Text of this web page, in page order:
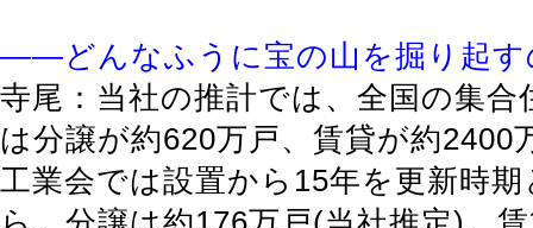
――どんなふうに宝の山を掘り起す
寺尾：当社の推計では、全国の集合
は分譲が約620万戸、賃貸が約2400
工業会では設置から15年を更新時